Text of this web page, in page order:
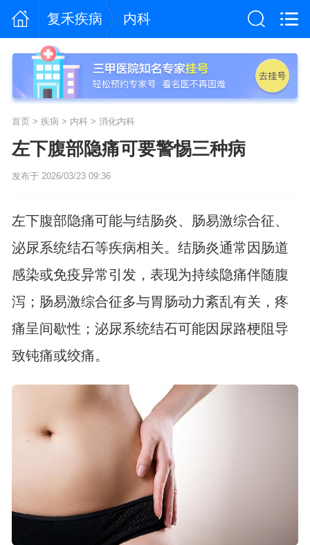
复禾疾病 内科
首页> 疾病 > 内科> 消化内科
左下腹部隐痛可要警惕三种病
发布于 2026/03/23 09:36
左下腹部隐痛可能与结肠炎、肠易激综合征、
泌尿系统结石等疾病相关。结肠炎通常因肠道
感染或免疫异常引发，表现为持续隐痛伴随腹
泻；肠易激综合征多与胃肠动力紊乱有关，疼
痛呈间歇性；泌尿系统结石可能因尿路梗阻导
致钝痛或绞痛。